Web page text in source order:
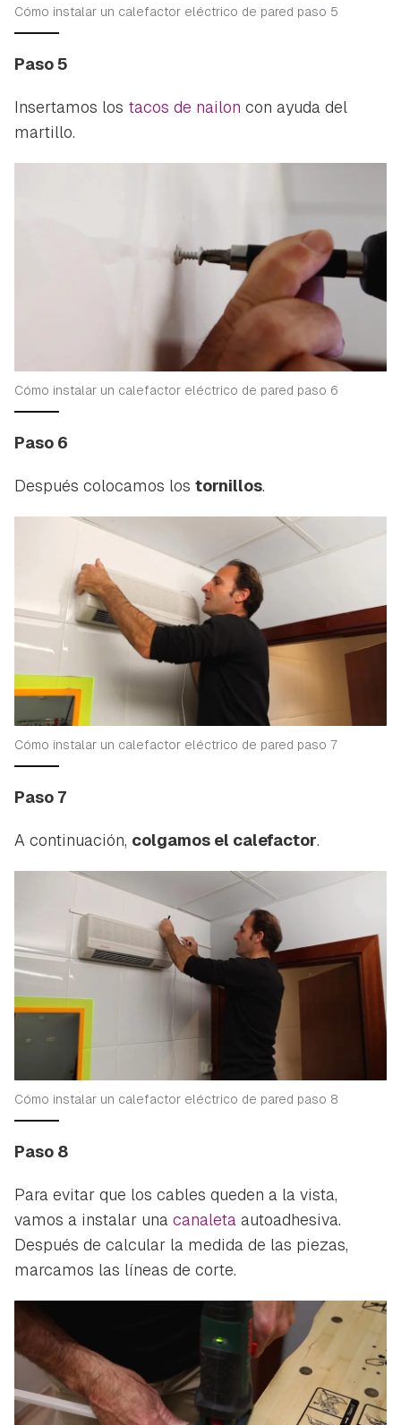
Guardar como favorito
Para poder guardar como favorito, primero has de
iniciar sesión con tu cuenta de Hogarmanía.
Cómo instalar un calefactor eléctrico de pared paso 5
Paso 5
Insertamos los tacos de nailon con ayuda del
martillo.
Cómo instalar un calefactor eléctrico de pared paso 6
Paso 6
Después colocamos los tornillos.
Cómo instalar un calefactor eléctrico de pared paso 7
Paso 7
A continuación, colgamos el calefactor.
Cómo instalar un calefactor eléctrico de pared paso 8
Paso 8
Para evitar que los cables queden a la vista,
vamos a instalar una canaleta autoadhesiva.
Después de calcular la medida de las piezas,
marcamos las líneas de corte.
Contenido enviado
Gracias por suscribirte a nuestro boletín.